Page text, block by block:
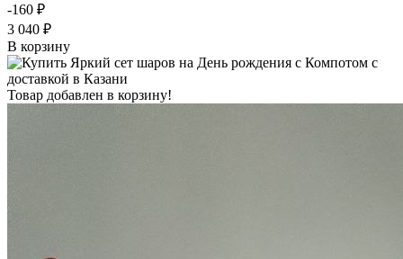
-160 ₽
3 040 ₽
В корзину
Товар добавлен в корзину!